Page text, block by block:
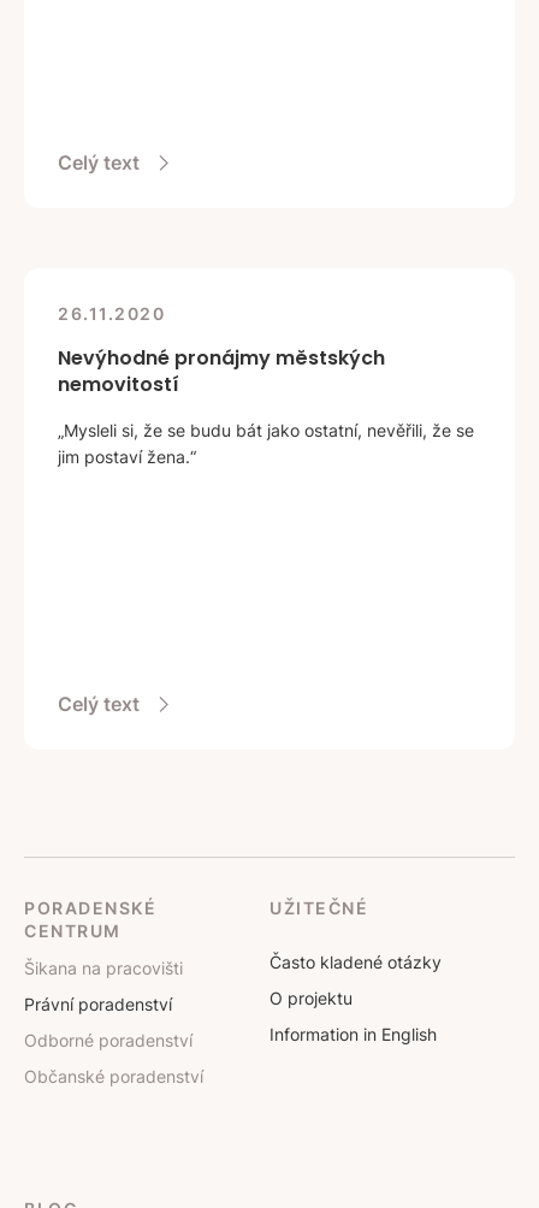
Celý text
26.11.2020
Nevýhodné pronájmy městských
nemovitostí
„Mysleli si, že se budu bát jako ostatní, nevěřili, že se
jim postaví žena.“
Celý text
PORADENSKÉ
CENTRUM
Šikana na pracovišti
Právní poradenství
Odborné poradenství
Občanské poradenství
UŽITEČNÉ
Často kladené otázky
O projektu
Information in English